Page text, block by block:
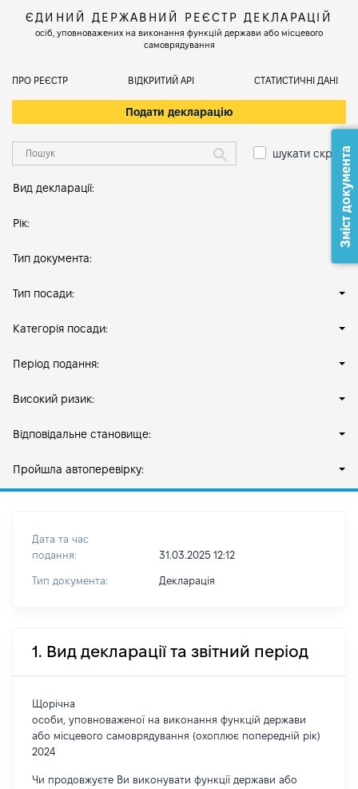
ЄДИНИЙ ДЕРЖАВНИЙ РЕЄСТР ДЕКЛАРАЦІЙ
осіб, уповноважених на виконання функцій держави або місцевого
самоврядування
ПРО РЕЄСТР ВІДКРИТИЙ АРІ СТАТИСТИЧНІ ДАНІ
Подати декларацію
шукати скрізь
Вид декларації:
Рік:
Тип документа:
Тип посади:
Категорія посади:
Період подання:
Високий ризик:
Відповідальне становище:
Пройшла автоперевірку:
Дата та час
подання:
31.03.2025 12:12
Тип документа: Декларація
1. Вид декларації та звітний період
Щорічна
особи, уповноваженої на виконання функцій держави
або місцевого самоврядування (охоплює попередній рік)
2024
Чи продовжуєте Ви виконувати функції держави або
Зміст документа